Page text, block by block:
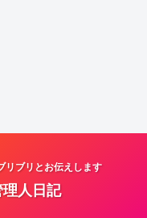
リブリとお伝えします
人日記